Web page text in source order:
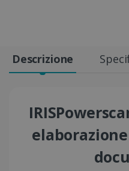
Descrizione